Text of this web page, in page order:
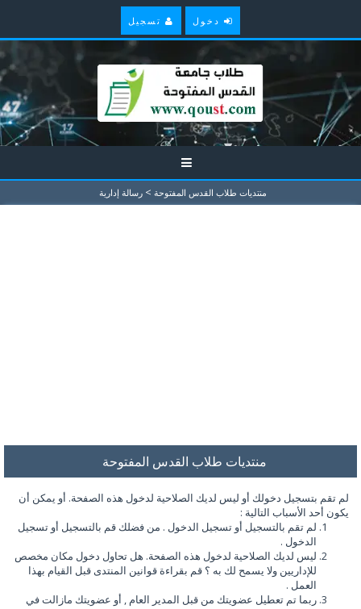
دخول تسجيل
منتديات طلاب القدس المفتوحة > رسالة إدارية
منتديات طلاب القدس المفتوحة
لم تقم بتسجيل دخولك أو ليس لديك الصلاحية لدخول هذه الصفحة. أو يمكن أن
يكون أحد الأسباب التالية :
لم تقم بالتسجيل أو تسجيل الدخول . من فضلك قم بالتسجيل أو تسجيل
الدخول .
ليس لديك الصلاحية لدخول هذه الصفحة. هل تحاول دخول مكان مخصص
للإداريين ولا يسمح لك به ؟ قم بقراءة قوانين المنتدى قبل القيام بهذا
العمل .
ربما تم تعطيل عضويتك من قبل المدير العام , أو عضويتك مازالت في